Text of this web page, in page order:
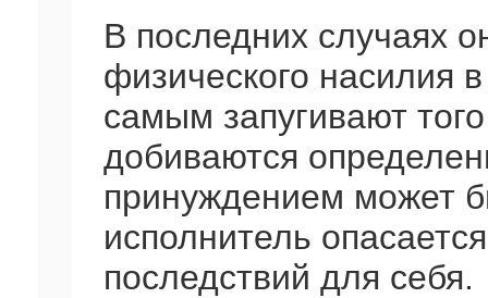
В последних случаях
физического насилия
самым запугивают
добиваются
принуждением может
исполнитель
последствий для себя.